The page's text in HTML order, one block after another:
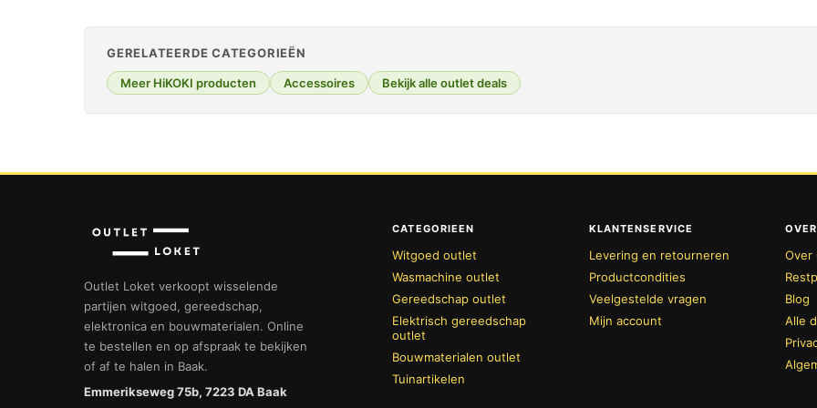
GERELATEERDE CATEGORIEËN
Meer HiKOKI producten Accessoires Bekijk alle outlet deals
Outlet Loket verkoopt wisselende
partijen witgoed, gereedschap,
elektronica en bouwmaterialen. Online
te bestellen en op afspraak te bekijken
of af te halen in Baak.
Emmerikseweg 75b, 7223 DA Baak
CATEGORIEEN
Witgoed outlet
Wasmachine outlet
Gereedschap outlet
Elektrisch gereedschap
outlet
Bouwmaterialen outlet
Tuinartikelen
KLANTENSERVICE
Levering en retourneren
Productcondities
Veelgestelde vragen
Mijn account
Over
Blog
Alle